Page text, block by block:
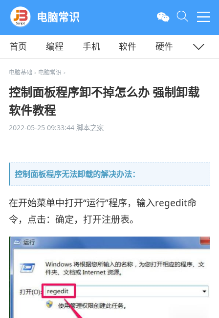
电脑常识
首页 编程 手机 软件
硬件
教程
平面
电脑基础 > 电脑常识 >
控制面板程序卸不掉怎么办 强制卸载
软件教程
2022-05-25 09:33:44脚本之家
控制面板程序无法卸载的解决办法：
在开始菜单中打开“运行”程序，输入regedit命
令，点击：确定，打开注册表。